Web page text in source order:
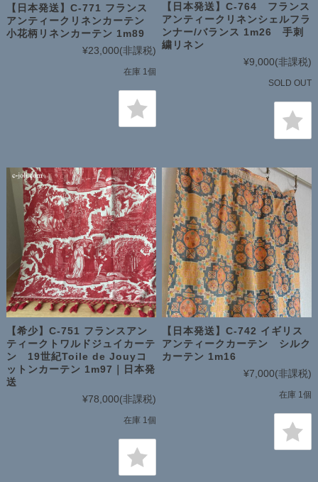
【日本発送】C-771 フランス
アンティークリネンカーテン
小花柄リネンカーテン 1m89
¥23,000(非課税)
在庫 1個
【日本発送】C-764 フランス
アンティークリネンシェルフラ
ンナー/バランス 1m26 手刺
繍リネン
¥9,000(非課税)
SOLD OUT
【希少】C-751 フランスアン
ティークトワルドジュイカーテ
ン 19世紀Toile de Jouyコ
ットンカーテン 1m97｜日本発
送
¥78,000(非課税)
在庫 1個
【日本発送】C-742 イギリス
アンティークカーテン シルク
カーテン 1m16
¥7,000(非課税)
在庫 1個